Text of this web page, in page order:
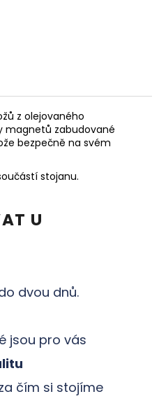
z olejovaného
magnetů zabudované
bezpečně na svém
stojanu.
U
dvou dnů.
jsou pro vás
čím si stojíme